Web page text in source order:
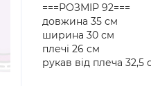
===РОЗМІР 92===
довжина 35 см
ширина 30 см
плечі 26 см
рукав від плеча 32,5